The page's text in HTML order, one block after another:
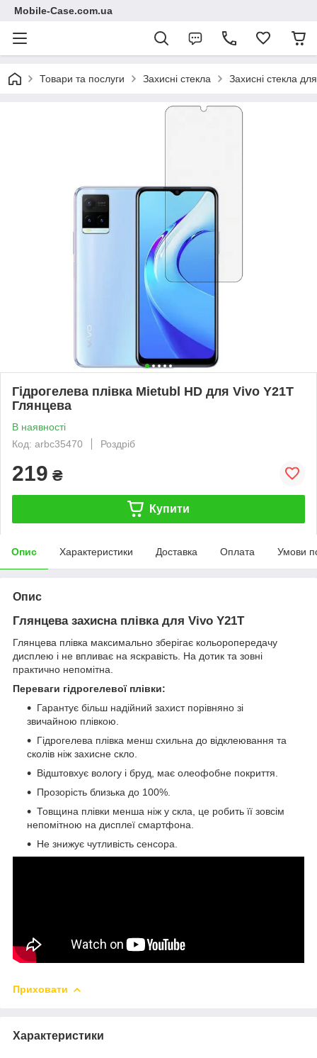
Mobile-Case.com.ua
Товари та послуги Захисні стекла Захисні стекла
Гідрогелева плівка Mietubl HD для Vivo Y21T
Глянцева
В наявності
Код: arbc35470
Роздріб
219 ₴
Купити
Опис Характеристики Доставка Оплата Умови
Опис
Глянцева захисна плівка для Vivo Y21T
Глянцева плівка максимально зберігає кольоропередачу
дисплею і не впливає на яскравість. На дотик та зовні
практично непомітна.
Переваги гідрогелевої плівки:
Гарантує більш надійний захист порівняно зі
звичайною плівкою.
Гідрогелева плівка менш схильна до відклеювання та
сколів ніж захисне скло.
Відштовхує вологу і бруд, має олеофобне покриття.
Прозорість близька до 100%.
Товщина плівки менша ніж у скла, це робить її зовсім
непомітною на дисплеї смартфона.
Не знижує чутливість сенсора.
Приховати
Характеристики